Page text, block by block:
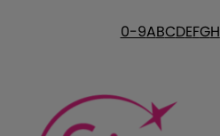
0-9ABCDEFGH